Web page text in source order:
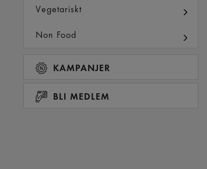
Vegetariskt
Non Food
KAMPANJER
BLI MEDLEM